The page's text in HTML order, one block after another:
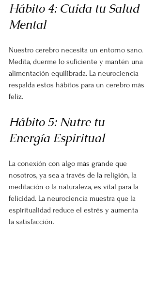
Hábito 4: Cuida tu Salud
Mental
Nuestro cerebro necesita un entorno sano.
Medita, duerme lo suficiente y mantén una
alimentación equilibrada. La neurociencia
respalda estos hábitos para un cerebro más
feliz.
Hábito 5: Nutre tu
Energía Espiritual
La conexión con algo más grande que
nosotros, ya sea a través de la religión, la
meditación o la naturaleza, es vital para la
felicidad. La neurociencia muestra que la
espiritualidad reduce el estrés y aumenta
la satisfacción.